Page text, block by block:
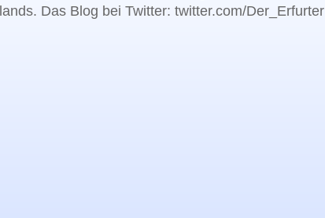
Das Blog bei Twitter: twitter.com/Der_Erfurter